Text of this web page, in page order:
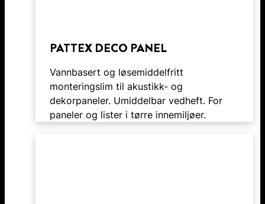
PATTEX DECO PANEL
Vannbasert og løsemiddelfritt
monteringslim til akustikk- og
dekorpaneler. Umiddelbar vedheft. For
paneler og lister i tørre innemiljøer.